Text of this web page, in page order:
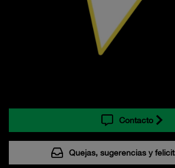
Contacto
Quejas, sugerencias y